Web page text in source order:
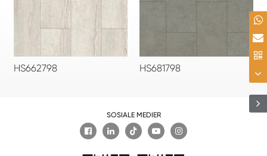
HS662798 HS681798
SOSIALE MEDIER
